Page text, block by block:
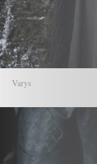
Varys